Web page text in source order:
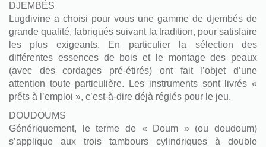
DJEMBÉS
Lugdivine a choisi pour vous une gamme de djembés de
grande qualité, fabriqués suivant la tradition, pour satisfaire
les plus exigeants. En particulier la sélection des
différentes essences de bois et le montage des peaux
(avec des cordages pré-étirés) ont fait l’objet d’une
attention toute particulière. Les instruments sont livrés «
prêts à l’emploi », c’est-à-dire déjà réglés pour le jeu.
DOUDOUMS
Génériquement, le terme de « Doum » (ou doudoum)
s’applique aux trois tambours cylindriques à double